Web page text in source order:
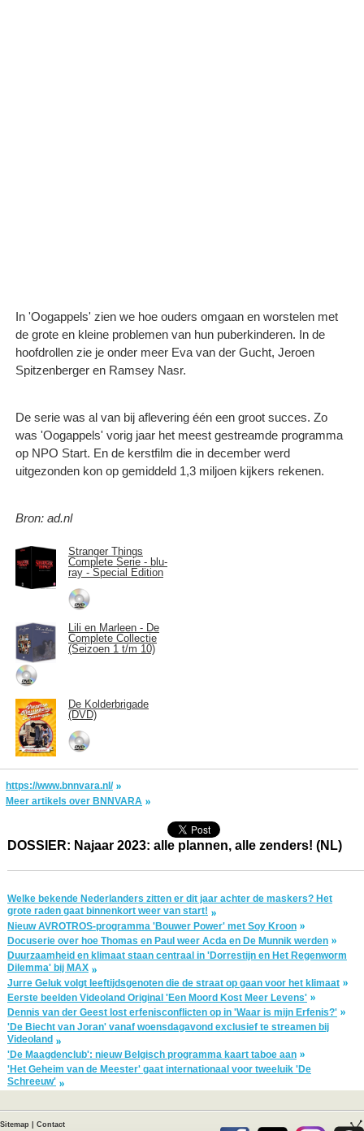
In 'Oogappels' zien we hoe ouders omgaan en worstelen met
de grote en kleine problemen van hun puberkinderen. In de
hoofdrollen zie je onder meer Eva van der Gucht, Jeroen
Spitzenberger en Ramsey Nasr.
De serie was al van bij aflevering één een groot succes. Zo
was 'Oogappels' vorig jaar het meest gestreamde programma
op NPO Start. En de kerstfilm die in december werd
uitgezonden kon op gemiddeld 1,3 miljoen kijkers rekenen.
Bron: ad.nl
Stranger Things
Complete Serie - blu-
ray - Special Edition
Lili en Marleen - De
Complete Collectie
(Seizoen 1 t/m 10)
De Kolderbrigade
(DVD)
https://www.bnnvara.nl/
Meer artikels over BNNVARA
DOSSIER: Najaar 2023: alle plannen, alle zenders! (NL)
Welke bekende Nederlanders zitten er dit jaar achter de maskers? Het
grote raden gaat binnenkort weer van start!
Nieuw AVROTROS-programma 'Bouwer Power' met Soy Kroon
Docuserie over hoe Thomas en Paul weer Acda en De Munnik werden
Duurzaamheid en klimaat staan centraal in 'Dorrestijn en Het Regenworm
Dilemma' bij MAX
Jurre Geluk volgt leeftijdsgenoten die de straat op gaan voor het klimaat
Eerste beelden Videoland Original 'Een Moord Kost Meer Levens'
Dennis van der Geest lost erfenisconflicten op in 'Waar is mijn Erfenis?'
'De Biecht van Joran' vanaf woensdagavond exclusief te streamen bij
Videoland
'De Maagdenclub': nieuw Belgisch programma kaart taboe aan
'Het Geheim van de Meester' gaat internationaal voor tweeluik 'De
Schreeuw'
Sitemap
Contact